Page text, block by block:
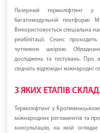
Лазерний термоліфтинг
багатомодульній платформі
Використовується спеціальна
реабілітації. Сеанс
чутливою шкірою.
досліджень та тестувань. Про
свідчать відповідні міжнародні
З ЯКИХ ЕТАПІВ
Термоліфтинг у
міжнародних регламентів та
консультацію, на якій